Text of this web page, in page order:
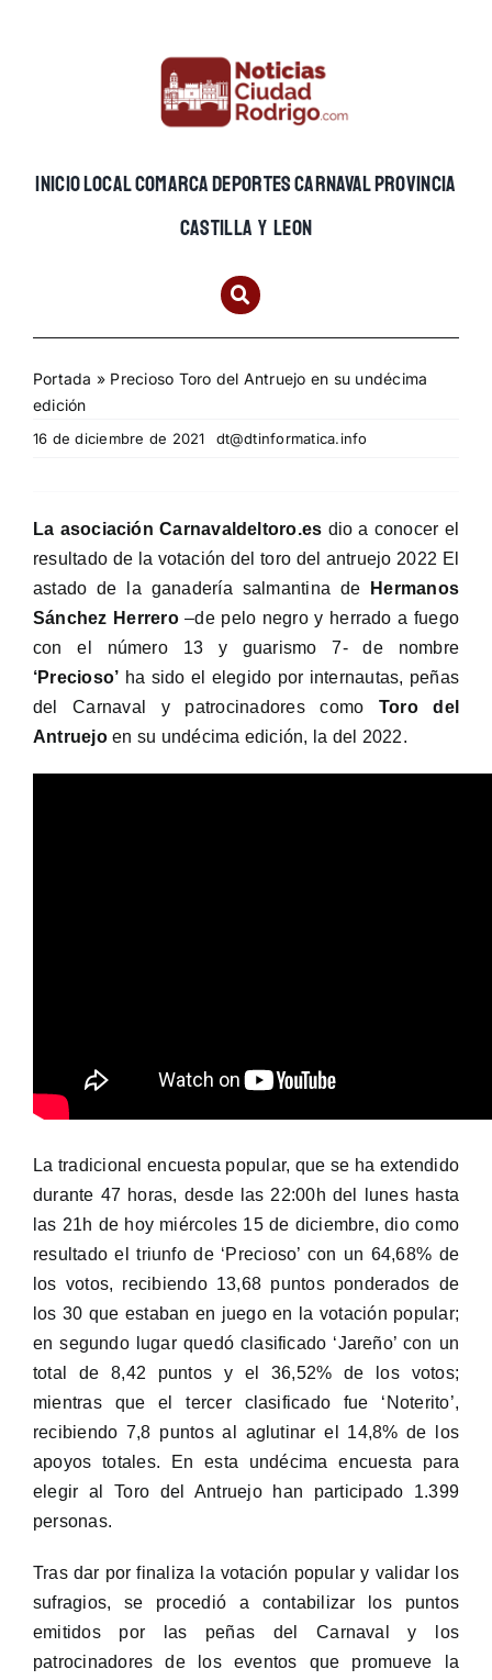
INICIOLOCALCOMARCADEPORTESCARNAVALPROVINCIA
CASTILLA Y LEON
Portada » Precioso Toro del Antruejo en su undécima
edición
16 de diciembre de 2021 dt@dtinformatica.info
La asociación Carnavaldeltoro.es dio a conocer el
resultado de la votación del toro del antruejo 2022 El
astado de la ganadería salmantina de
Hermanos
Sánchez Herrero–de pelo negro y herrado a fuego
con el número 13 y guarismo 7- de nombre
‘Precioso’ ha sido el elegido por internautas, peñas
del Carnaval y patrocinadores como Toro del
Antruejoen su undécima edición, la del 2022.
La tradicional encuesta popular, que se ha extendido
durante 47 horas, desde las 22:00h del lunes hasta
las 21h de hoy miércoles 15 de diciembre, dio como
resultado el triunfo de ‘Precioso’ con un 64,68% de
los votos, recibiendo 13,68 puntos ponderados de
los 30 que estaban en juego en la votación popular;
en segundo lugar quedó clasificado ‘Jareño’ con un
total de 8,42 puntos y el 36,52% de los votos;
mientras que el tercer clasificado fue ‘Noterito’,
recibiendo 7,8 puntos al aglutinar el 14,8% de los
apoyos totales. En esta undécima encuesta para
elegir al Toro del Antruejo han participado 1.399
personas.
Tras dar por finaliza la votación popular y validar los
sufragios, se procedió a contabilizar los puntos
emitidos por las peñas del Carnaval y los
patrocinadores de los eventos que promueve la